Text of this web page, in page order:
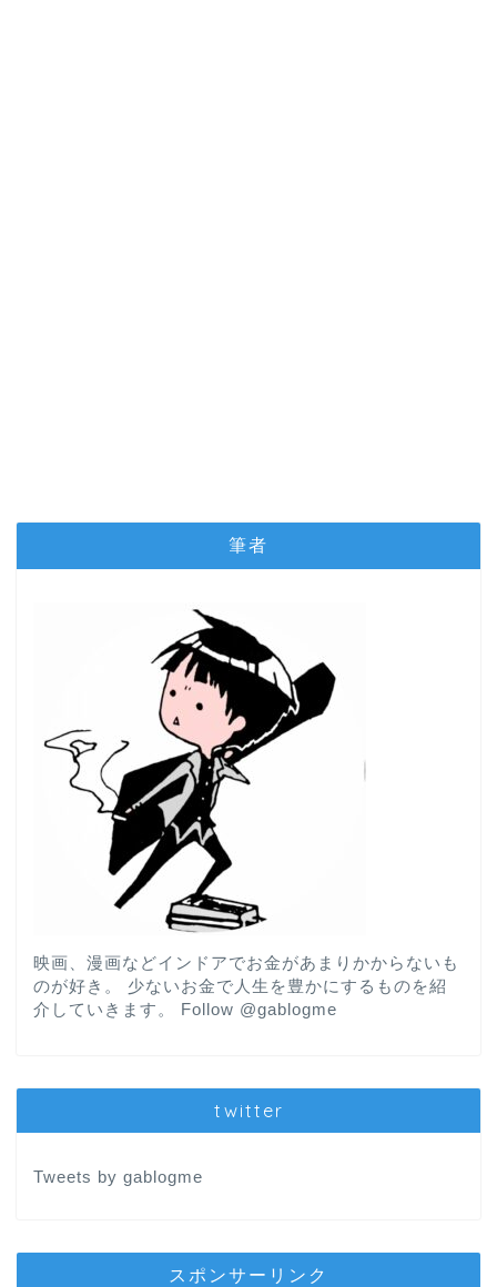
筆者
映画、漫画などインドアでお金があまりかからないも
のが好き。 少ないお金で人生を豊かにするものを紹
介していきます。 Follow @gablogme
twitter
Tweets by gablogme
スポンサーリンク